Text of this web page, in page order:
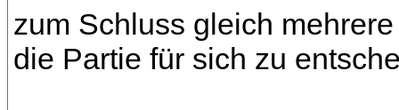
zum Schluss gleich
die Partie für sich zu